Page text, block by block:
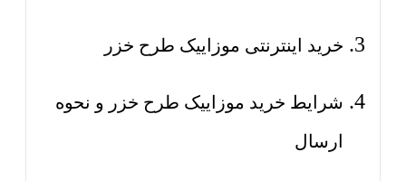
خرید اینترنتی موزاییک طرح خزر
شرایط خرید موزاییک طرح خزر و نحوه
ارسال